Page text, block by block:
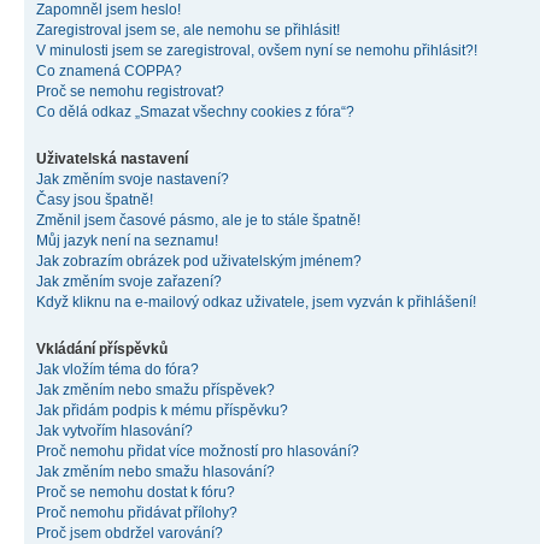
Zapomněl jsem heslo!
Zaregistroval jsem se, ale nemohu se přihlásit!
V minulosti jsem se zaregistroval, ovšem nyní se nemohu přihlásit?!
Co znamená COPPA?
Proč se nemohu registrovat?
Co dělá odkaz „Smazat všechny cookies z fóra“?
Uživatelská nastavení
Jak změním svoje nastavení?
Časy jsou špatně!
Změnil jsem časové pásmo, ale je to stále špatně!
Můj jazyk není na seznamu!
Jak zobrazím obrázek pod uživatelským jménem?
Jak změním svoje zařazení?
Když kliknu na e-mailový odkaz uživatele, jsem vyzván k přihlášení!
Vkládání příspěvků
Jak vložím téma do fóra?
Jak změním nebo smažu příspěvek?
Jak přidám podpis k mému příspěvku?
Jak vytvořím hlasování?
Proč nemohu přidat více možností pro hlasování?
Jak změním nebo smažu hlasování?
Proč se nemohu dostat k fóru?
Proč nemohu přidávat přílohy?
Proč jsem obdržel varování?